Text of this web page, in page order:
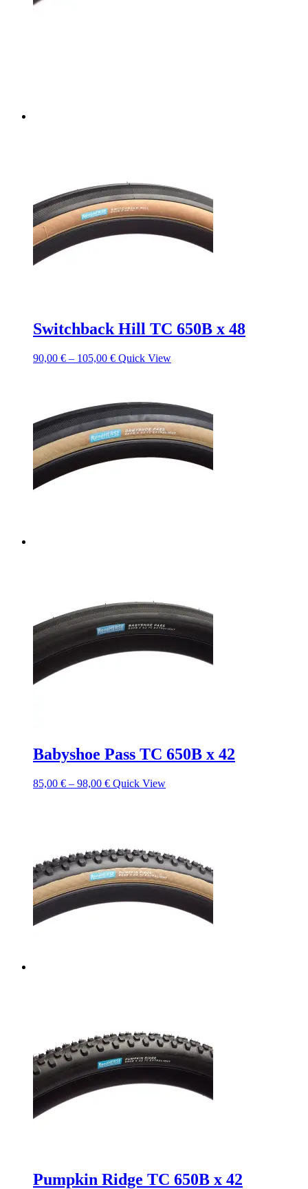
Switchback Hill TC 650B x 48
90,00 € – 105,00 € Quick View
Babyshoe Pass TC 650B x 42
85,00 € – 98,00 € Quick View
Pumpkin Ridge TC 650B x 42